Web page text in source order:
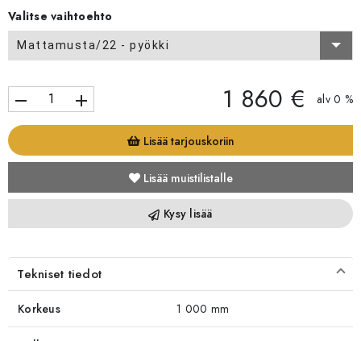
Valitse vaihtoehto
Mattamusta/22 - pyökki
remove add 1 860 € alv 0 %
Lisää tarjouskoriin
Lisää muistilistalle
Kysy lisää
Tekniset tiedot
Korkeus 1 000 mm